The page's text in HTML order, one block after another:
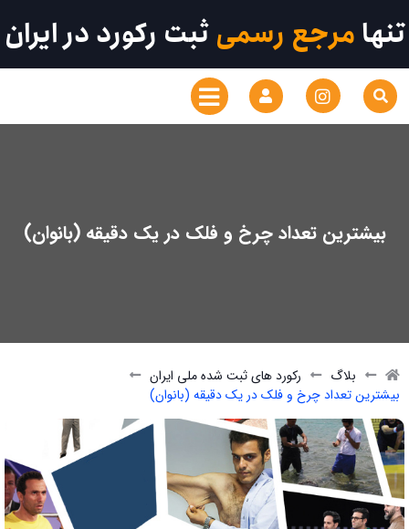
تنهامرجع رسمیثبت رکورد در ایران
بیشترین تعداد چرخ و فلک در یک دقیقه (بانوان)
بلاگ
رکورد های ثبت شده ملی ایران
بیشترین تعداد چرخ و فلک در یک دقیقه (بانوان)